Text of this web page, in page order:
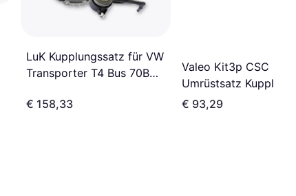
LuK Kupplungssatz für VW
Transporter T4 Bus 70B
€ 158,33
Valeo Kit3p CSC
Umrüstsatz
834312
€ 93,29